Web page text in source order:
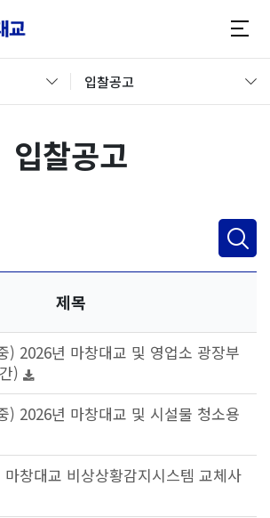
입찰공고
입찰공고
제목
) 2026년 마창대교 및 영업소 광장부
)
) 2026년 마창대교 및 시설물 청소용
창대교 비상상황감지시스템 교체사